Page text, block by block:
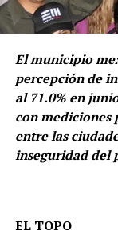
condiciones de
transitan por la
El municipio
percepción de
al 71.0% en
con mediciones
entre las
inseguridad del
EL TOPO